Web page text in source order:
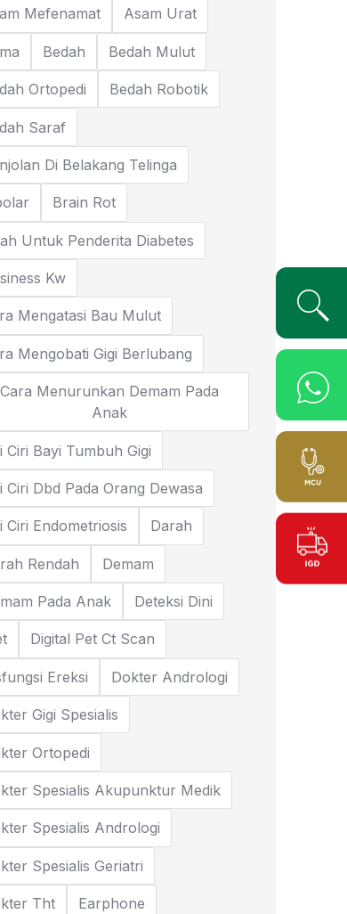
Mefenamat Asam Urat
Bedah Bedah Mulut
Ortopedi Bedah Robotik
Saraf
Di Belakang Telinga
Brain Rot
Untuk Penderita Diabetes
Kw
Mengatasi Bau Mulut
Mengobati Gigi Berlubang
Cara Menurunkan Demam Pada
Anak
Ciri Bayi Tumbuh Gigi
Ciri Dbd Pada Orang Dewasa
Ciri Endometriosis Darah
Rendah Demam
Pada Anak Deteksi Dini
Digital Pet Ct Scan
Ereksi Dokter Andrologi
Gigi Spesialis
Ortopedi
Spesialis Akupunktur Medik
Spesialis Andrologi
Spesialis Geriatri
Tht Earphone